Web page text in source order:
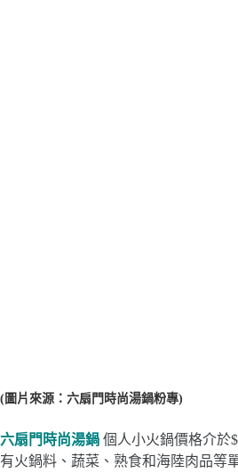
(圖片來源：六扇門時尚湯鍋粉專)
六扇門時尚湯鍋 個人小火鍋價格介於
有火鍋料、蔬菜、熟食和海陸肉品等